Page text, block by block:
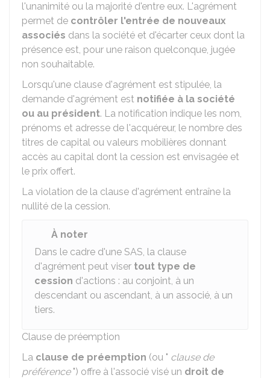
l'unanimité ou la majorité d'entre eux. L'agrément
permet de contrôler l'entrée de nouveaux
associés dans la société et d'écarter ceux dont la
présence est, pour une raison quelconque, jugée
non souhaitable.
Lorsqu'une clause d'agrément est stipulée, la
demande d'agrément est notifiée à la société
ou au président. La notification indique les nom,
prénoms et adresse de l'acquéreur, le nombre des
titres de capital ou valeurs mobilières donnant
accès au capital dont la cession est envisagée et
le prix offert.
La violation de la clause d'agrément entraîne la
nullité de la cession.
À noter
Dans le cadre d'une SAS, la clause
d'agrément peut viser tout type de
cession d'actions : au conjoint, à un
descendant ou ascendant, à un associé, à un
tiers.
Clause de préemption
La clause de préemption (ou " clause de
préférence") offre à l'associé visé un droit de